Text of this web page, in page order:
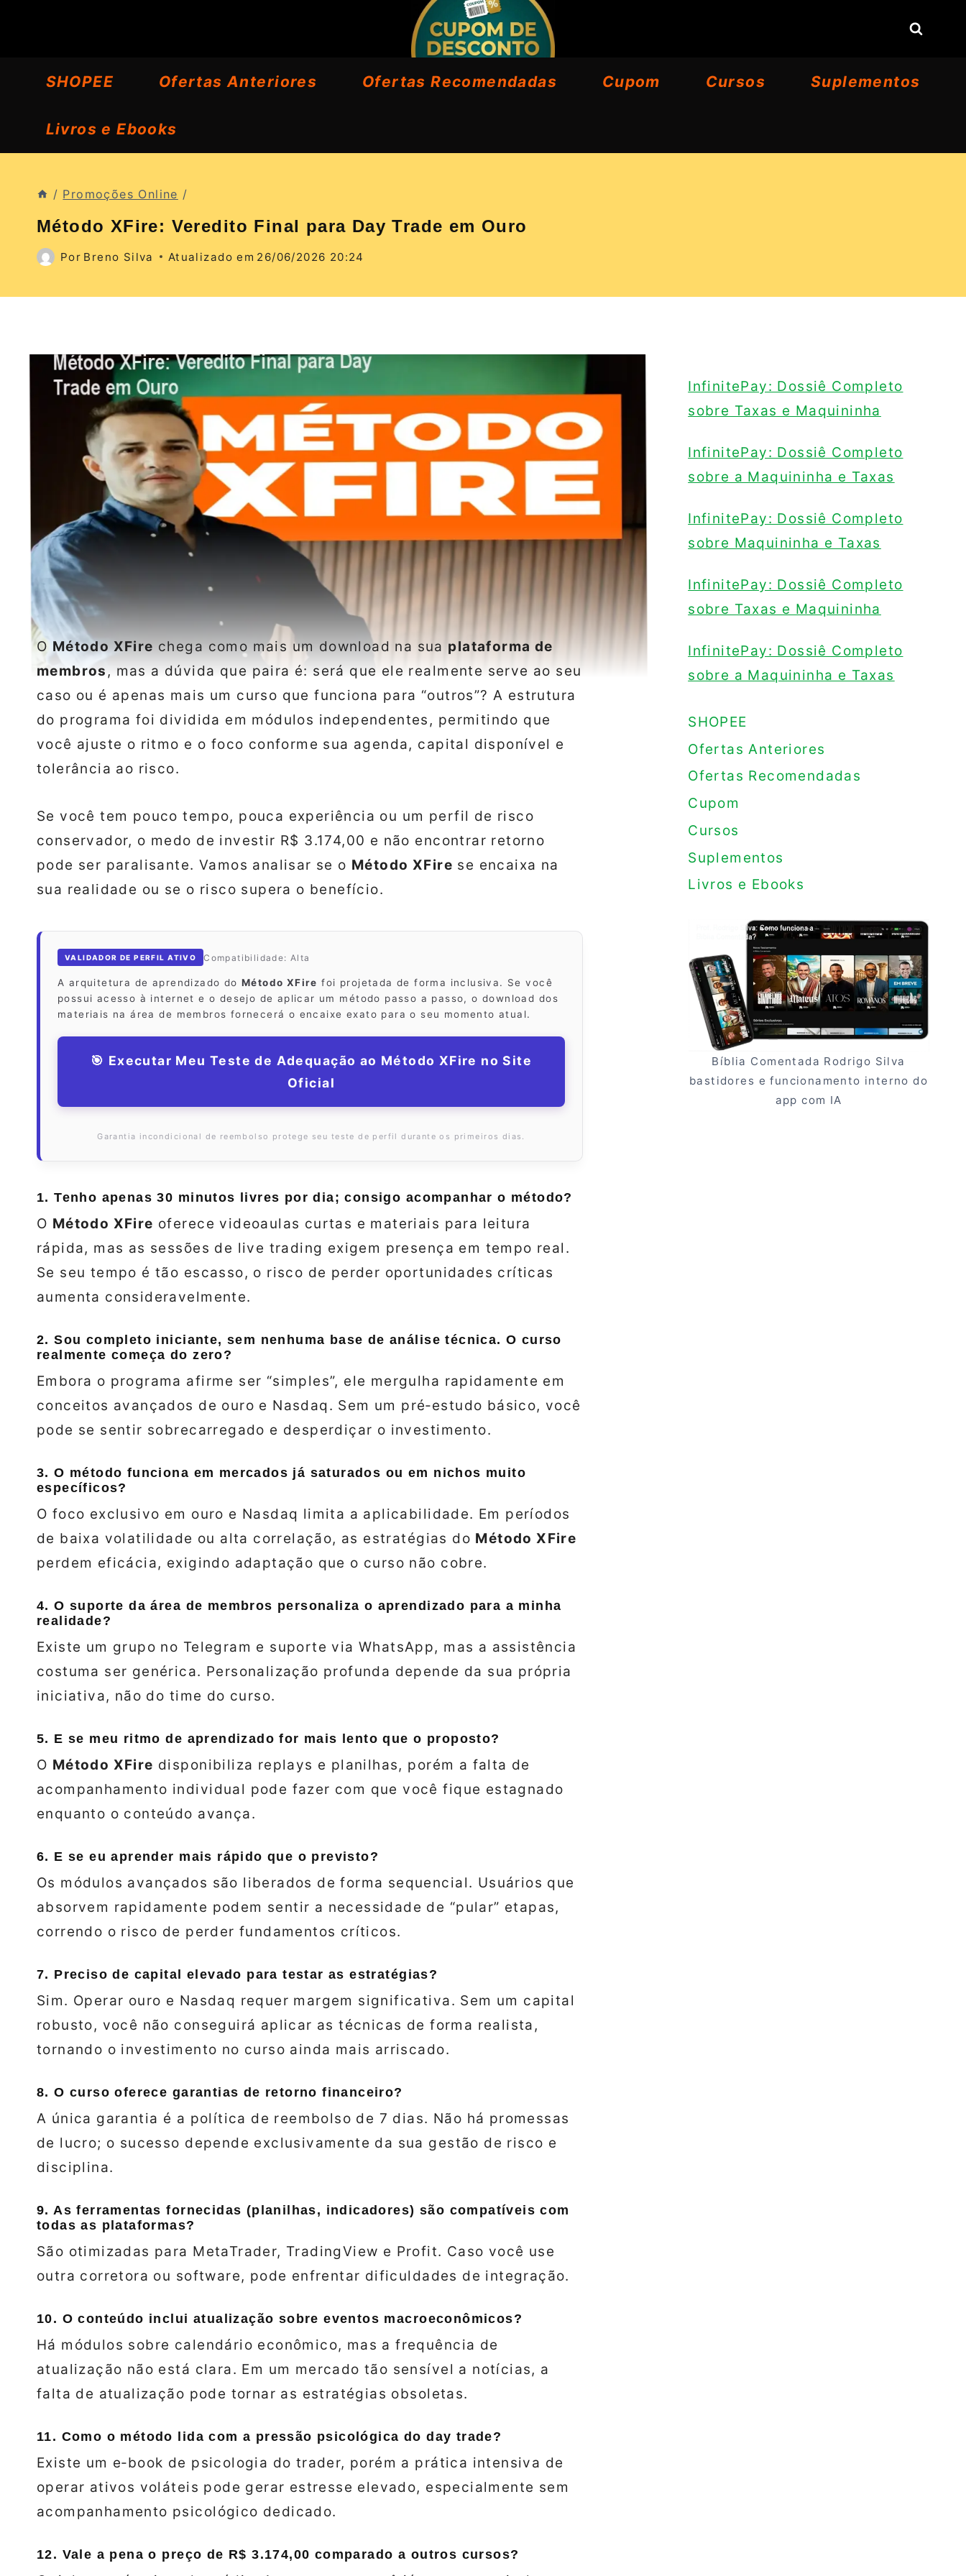
ConteúdoSHOPEE Ofertas Anteriores Ofertas Recomendadas Cupom Cursos Suplementos
Livros e Ebooks
/ Promoções Online /
Método XFire: Veredito Final para Day Trade em Ouro
Por Breno Silva Atualizado em 26/06/2026 20:24
O Método XFire chega como mais um download na sua plataforma de
membros , mas a dúvida que paira é: será que ele realmente serve ao seu
caso ou é apenas mais um curso que funciona para “outros”? A estrutura
do programa foi dividida em módulos independentes, permitindo que
você ajuste o ritmo e o foco conforme sua agenda, capital disponível e
tolerância ao risco.
Se você tem pouco tempo, pouca experiência ou um perfil de risco
conservador, o medo de investir R$ 3.174,00 e não encontrar retorno
pode ser paralisante. Vamos analisar se o Método XFire se encaixa na
sua realidade ou se o risco supera o benefício.
VALIDADOR DE PERFIL ATIVO Compatibilidade: Alta
A arquitetura de aprendizado do Método XFire foi projetada de forma inclusiva. Se você
possui acesso à internet e o desejo de aplicar um método passo a passo, o download dos
materiais na área de membros fornecerá o encaixe exato para o seu momento atual.
🎯 Executar Meu Teste de Adequação ao Método XFire no Site
Oficial
Garantia incondicional de reembolso protege seu teste de perfil durante os primeiros dias.
1. Tenho apenas 30 minutos livres por dia; consigo acompanhar o método?
O Método XFire oferece videoaulas curtas e materiais para leitura
rápida, mas as sessões de live trading exigem presença em tempo real.
Se seu tempo é tão escasso, o risco de perder oportunidades críticas
aumenta consideravelmente.
2. Sou completo iniciante, sem nenhuma base de análise técnica. O curso
realmente começa do zero?
Embora o programa afirme ser “simples”, ele mergulha rapidamente em
conceitos avançados de ouro e Nasdaq. Sem um pré‑estudo básico, você
pode se sentir sobrecarregado e desperdiçar o investimento.
3. O método funciona em mercados já saturados ou em nichos muito
específicos?
O foco exclusivo em ouro e Nasdaq limita a aplicabilidade. Em períodos
de baixa volatilidade ou alta correlação, as estratégias do Método XFire
perdem eficácia, exigindo adaptação que o curso não cobre.
4. O suporte da área de membros personaliza o aprendizado para a minha
realidade?
Existe um grupo no Telegram e suporte via WhatsApp, mas a assistência
costuma ser genérica. Personalização profunda depende da sua própria
iniciativa, não do time do curso.
5. E se meu ritmo de aprendizado for mais lento que o proposto?
O Método XFire disponibiliza replays e planilhas, porém a falta de
acompanhamento individual pode fazer com que você fique estagnado
enquanto o conteúdo avança.
6. E se eu aprender mais rápido que o previsto?
Os módulos avançados são liberados de forma sequencial. Usuários que
absorvem rapidamente podem sentir a necessidade de “pular” etapas,
correndo o risco de perder fundamentos críticos.
7. Preciso de capital elevado para testar as estratégias?
Sim. Operar ouro e Nasdaq requer margem significativa. Sem um capital
robusto, você não conseguirá aplicar as técnicas de forma realista,
tornando o investimento no curso ainda mais arriscado.
8. O curso oferece garantias de retorno financeiro?
A única garantia é a política de reembolso de 7 dias. Não há promessas
de lucro; o sucesso depende exclusivamente da sua gestão de risco e
disciplina.
9. As ferramentas fornecidas (planilhas, indicadores) são compatíveis com
todas as plataformas?
São otimizadas para MetaTrader, TradingView e Profit. Caso você use
outra corretora ou software, pode enfrentar dificuldades de integração.
10. O conteúdo inclui atualização sobre eventos macroeconômicos?
Há módulos sobre calendário econômico, mas a frequência de
atualização não está clara. Em um mercado tão sensível a notícias, a
falta de atualização pode tornar as estratégias obsoletas.
11. Como o método lida com a pressão psicológica do day trade?
Existe um e‑book de psicologia do trader, porém a prática intensiva de
operar ativos voláteis pode gerar estresse elevado, especialmente sem
acompanhamento psicológico dedicado.
12. Vale a pena o preço de R$ 3.174,00 comparado a outros cursos?
InfinitePay: Dossiê Completo
sobre Taxas e Maquininha
InfinitePay: Dossiê Completo
sobre a Maquininha e Taxas
InfinitePay: Dossiê Completo
sobre Maquininha e Taxas
InfinitePay: Dossiê Completo
sobre Taxas e Maquininha
InfinitePay: Dossiê Completo
sobre a Maquininha e Taxas
SHOPEE
Ofertas Anteriores
Ofertas Recomendadas
Cupom
Cursos
Suplementos
Livros e Ebooks
Bíblia Comentada Rodrigo Silva
bastidores e funcionamento interno do
app com IA